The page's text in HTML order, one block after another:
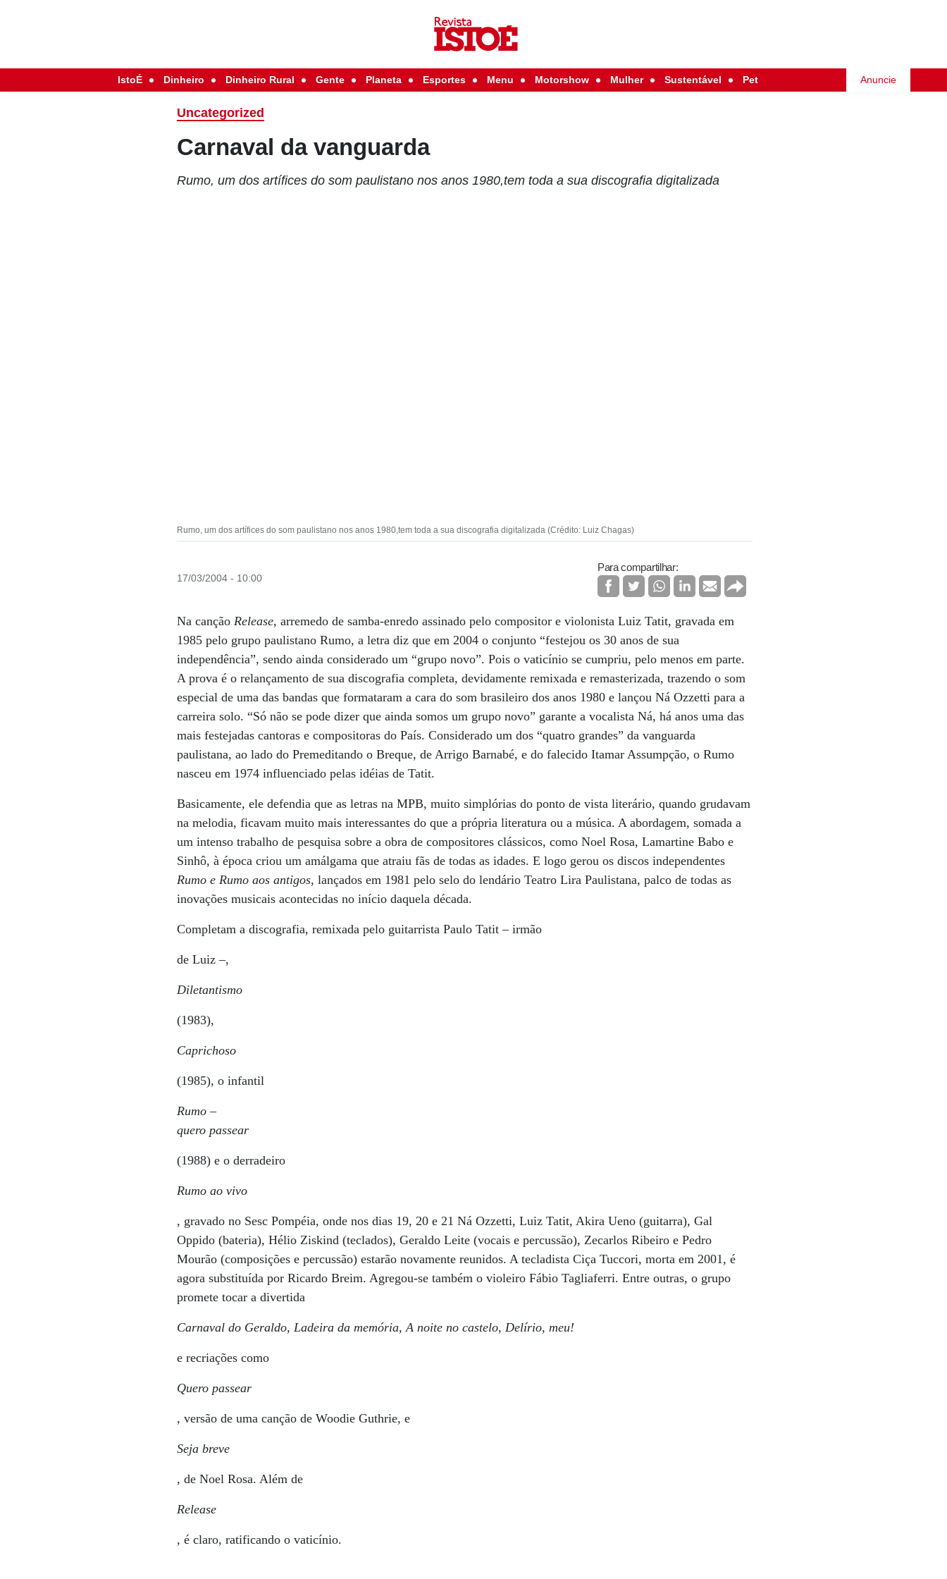
IstoÉ Dinheiro Dinheiro Rural Gente Planeta Esportes Menu Motorshow Mulher Sustentável Pet Anuncie
Uncategorized
Carnaval da vanguarda
Rumo, um dos artífices do som paulistano nos anos 1980,tem toda a sua discografia digitalizada
Rumo, um dos artífices do som paulistano nos anos 1980,tem toda a sua discografia digitalizada (Crédito: Luiz Chagas)
17/03/2004 - 10:00
Para compartilhar:
Na canção Release, arremedo de samba-enredo assinado pelo compositor e violonista Luiz Tatit, gravada em
1985 pelo grupo paulistano Rumo, a letra diz que em 2004 o conjunto “festejou os 30 anos de sua
independência”, sendo ainda considerado um “grupo novo”. Pois o vaticínio se cumpriu, pelo menos em parte.
A prova é o relançamento de sua discografia completa, devidamente remixada e remasterizada, trazendo o som
especial de uma das bandas que formataram a cara do som brasileiro dos anos 1980 e lançou Ná Ozzetti para a
carreira solo. “Só não se pode dizer que ainda somos um grupo novo” garante a vocalista Ná, há anos uma das
mais festejadas cantoras e compositoras do País. Considerado um dos “quatro grandes” da vanguarda
paulistana, ao lado do Premeditando o Breque, de Arrigo Barnabé, e do falecido Itamar Assumpção, o Rumo
nasceu em 1974 influenciado pelas idéias de Tatit.
Basicamente, ele defendia que as letras na MPB, muito simplórias do ponto de vista literário, quando grudavam
na melodia, ficavam muito mais interessantes do que a própria literatura ou a música. A abordagem, somada a
um intenso trabalho de pesquisa sobre a obra de compositores clássicos, como Noel Rosa, Lamartine Babo e
Sinhô, à época criou um amálgama que atraiu fãs de todas as idades. E logo gerou os discos independentes
Rumo e Rumo aos antigos, lançados em 1981 pelo selo do lendário Teatro Lira Paulistana, palco de todas as
inovações musicais acontecidas no início daquela década.
Completam a discografia, remixada pelo guitarrista Paulo Tatit – irmão
de Luiz –,
Diletantismo
(1983),
Caprichoso
(1985), o infantil
Rumo –
quero passear
(1988) e o derradeiro
Rumo ao vivo
, gravado no Sesc Pompéia, onde nos dias 19, 20 e 21 Ná Ozzetti, Luiz Tatit, Akira Ueno (guitarra), Gal
Oppido (bateria), Hélio Ziskind (teclados), Geraldo Leite (vocais e percussão), Zecarlos Ribeiro e Pedro
Mourão (composições e percussão) estarão novamente reunidos. A tecladista Ciça Tuccori, morta em 2001, é
agora substituída por Ricardo Breim. Agregou-se também o violeiro Fábio Tagliaferri. Entre outras, o grupo
promete tocar a divertida
Carnaval do Geraldo, Ladeira da memória, A noite no castelo, Delírio, meu!
e recriações como
Quero passear
, versão de uma canção de Woodie Guthrie, e
Seja breve
, de Noel Rosa. Além de
Release
, é claro, ratificando o vaticínio.